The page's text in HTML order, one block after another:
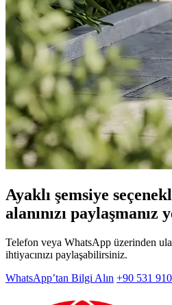
Ayaklı şemsiye
alanınızı paylaşmanız
Telefon veya WhatsApp üzerinden
ihtiyacınızı paylaşabilirsiniz.
WhatsApp’tan Bilgi Alın +90 531